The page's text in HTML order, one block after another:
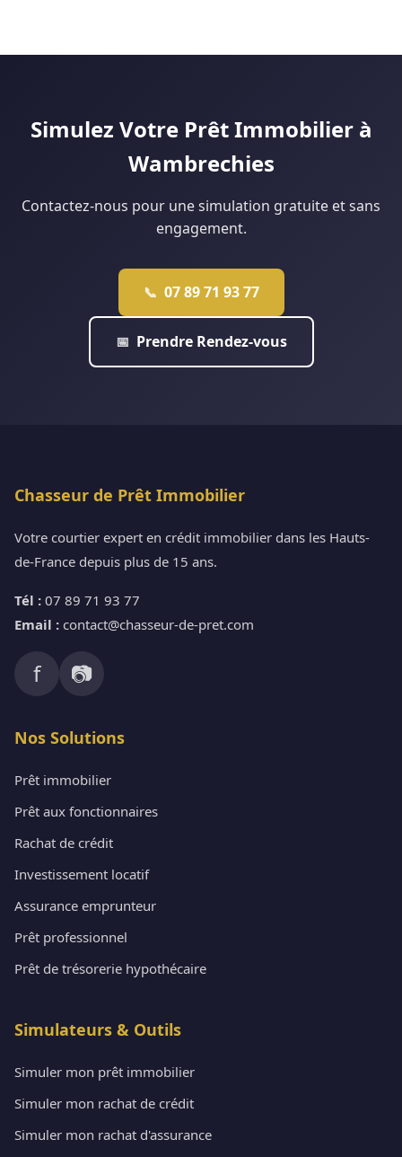
qui est réellement faisable.
Simulez Votre Prêt Immobilier à
Wambrechies
Contactez-nous pour une simulation gratuite et sans
engagement.
📞 07 89 71 93 77
📅 Prendre Rendez-vous
Chasseur de Prêt Immobilier
Votre courtier expert en crédit immobilier dans les Hauts-
de-France depuis plus de 15 ans.
Tél : 07 89 71 93 77
Email : contact@chasseur-de-pret.com
f 📷
Nos Solutions
Prêt immobilier
Prêt aux fonctionnaires
Rachat de crédit
Investissement locatif
Assurance emprunteur
Prêt professionnel
Prêt de trésorerie hypothécaire
Simulateurs & Outils
Simuler mon prêt immobilier
Simuler mon rachat de crédit
Simuler mon rachat d'assurance